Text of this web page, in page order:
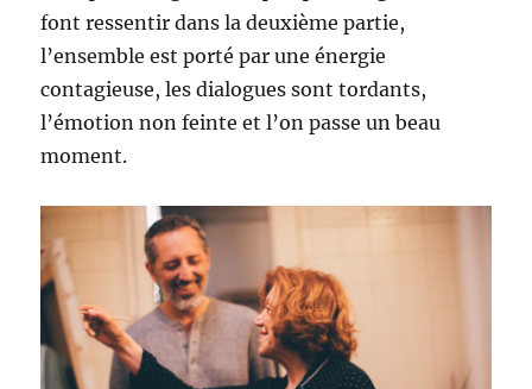
font ressentir dans la deuxième partie,
l’ensemble est porté par une énergie
contagieuse, les dialogues sont tordants,
l’émotion non feinte et l’on passe un beau
moment.